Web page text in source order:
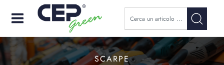
Open
SCARPE